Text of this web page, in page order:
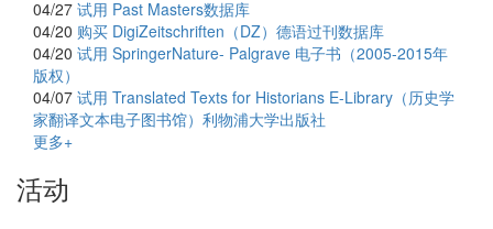
04/27 试用 Past Masters数据库
04/20 购买 DigiZeitschriften（DZ）德语过刊数据库
04/20 试用 SpringerNature- Palgrave 电子书（2005-2015年
版权）
04/07 试用 Translated Texts for Historians E-Library（历史学
家翻译文本电子图书馆）利物浦大学出版社
更多+
活动